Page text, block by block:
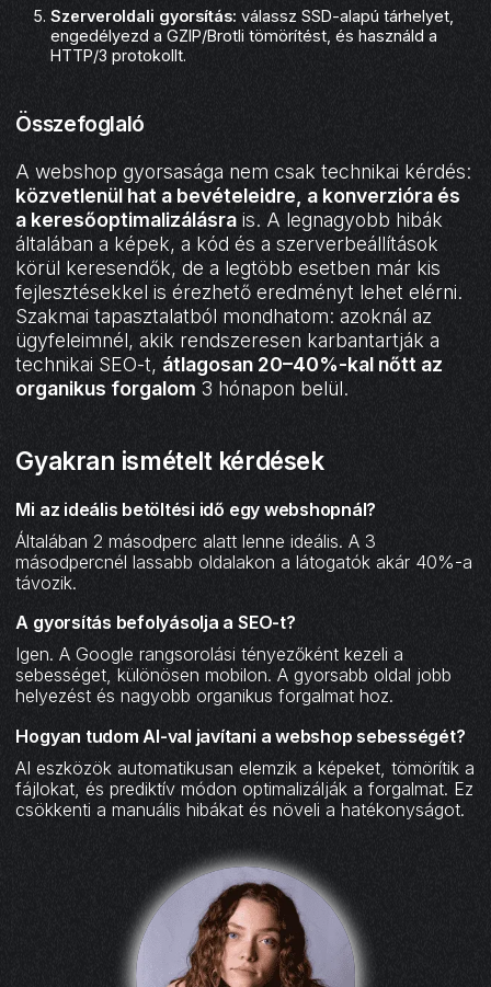
Szerveroldali gyorsítás: válassz SSD-alapú tárhelyet,
engedélyezd a GZIP/Brotli tömörítést, és használd a
HTTP/3 protokollt.
Összefoglaló
A webshop gyorsasága nem csak technikai kérdés:
közvetlenül hat a bevételeidre, a konverzióra és
a keresőoptimalizálásra is. A legnagyobb hibák
általában a képek, a kód és a szerverbeállítások
körül keresendők, de a legtöbb esetben már kis
fejlesztésekkel is érezhető eredményt lehet elérni.
Szakmai tapasztalatból mondhatom: azoknál az
ügyfeleimnél, akik rendszeresen karbantartják a
technikai SEO-t, átlagosan 20–40%-kal nőtt az
organikus forgalom 3 hónapon belül.
Gyakran ismételt kérdések
Mi az ideális betöltési idő egy webshopnál?
Általában 2 másodperc alatt lenne ideális. A 3
másodpercnél lassabb oldalakon a látogatók akár 40%-a
távozik.
A gyorsítás befolyásolja a SEO-t?
Igen. A Google rangsorolási tényezőként kezeli a
sebességet, különösen mobilon. A gyorsabb oldal jobb
helyezést és nagyobb organikus forgalmat hoz.
Hogyan tudom AI-val javítani a webshop sebességét?
AI eszközök automatikusan elemzik a képeket, tömörítik a
fájlokat, és prediktív módon optimalizálják a forgalmat. Ez
csökkenti a manuális hibákat és növeli a hatékonyságot.